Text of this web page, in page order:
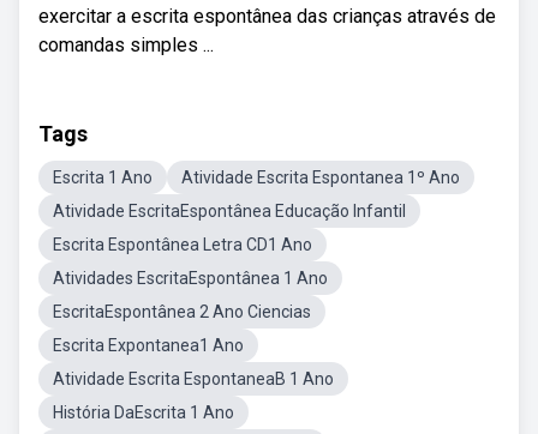
exercitar a escrita espontânea das crianças através de
comandas simples ...
Tags
Escrita 1 Ano
Atividade Escrita Espontanea 1º Ano
Atividade EscritaEspontânea Educação Infantil
Escrita Espontânea Letra CD1 Ano
Atividades EscritaEspontânea 1 Ano
EscritaEspontânea 2 Ano Ciencias
Escrita Expontanea1 Ano
Atividade Escrita EspontaneaB 1 Ano
História DaEscrita 1 Ano